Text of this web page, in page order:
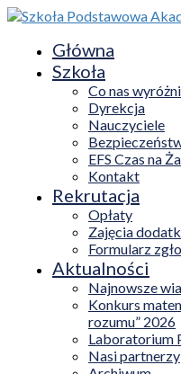
Główna
Szkoła
Co nas
Dyrekcja
Nauczyciele
EFS Czas na
Kontakt
Rekrutacja
Opłaty
Zajęcia
Formularz
Aktualności
Najnowsze
Konkurs
rozumu” 2026
Laboratorium
Nasi partnerzy